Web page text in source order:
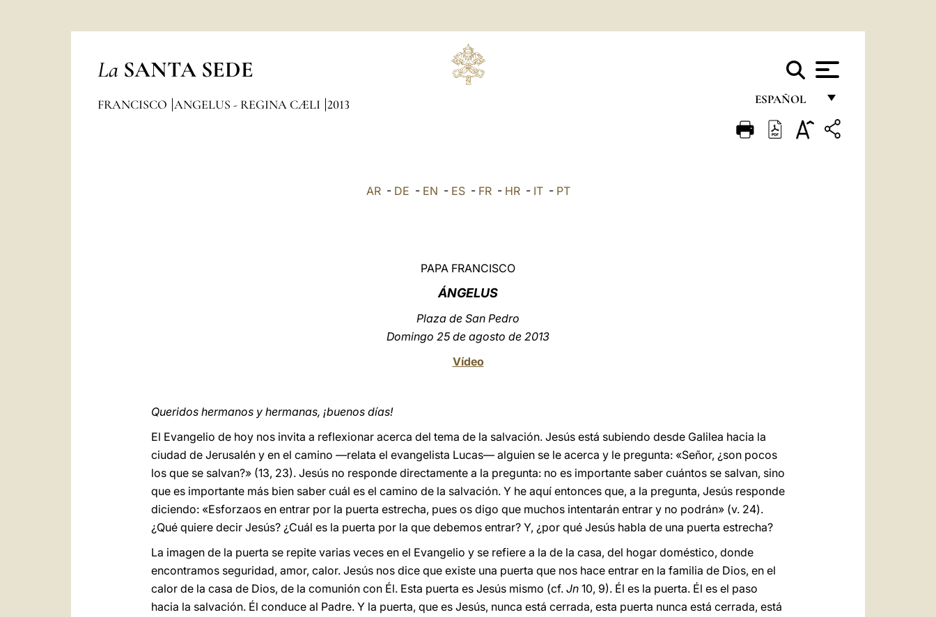
La SANTA SEDE
ESPAÑOL
FRANÇAIS
FRANCISCO ANGELUS - REGINA CÆLI 2013
AR- DE - EN - ES- FR- HR- IT- PT
PAPA FRANCISCO
ÁNGELUS
Plaza de San Pedro
Domingo 25 de agosto de 2013
Vídeo
Queridos hermanos y hermanas, ¡buenos días!
El Evangelio de hoy nos invita a reflexionar acerca del tema de la salvación. Jesús está subiendo desde Galilea hacia la
ciudad de Jerusalén y en el camino —relata el evangelista Lucas— alguien se le acerca y le pregunta: «Señor, ¿son pocos
los que se salvan?» (13, 23). Jesús no responde directamente a la pregunta: no es importante saber cuántos se salvan, sino
que es importante más bien saber cuál es el camino de la salvación. Y he aquí entonces que, a la pregunta, Jesús responde
diciendo: «Esforzaos en entrar por la puerta estrecha, pues os digo que muchos intentarán entrar y no podrán» (v. 24).
¿Qué quiere decir Jesús? ¿Cuál es la puerta por la que debemos entrar? Y, ¿por qué Jesús habla de una puerta estrecha?
La imagen de la puerta se repite varias veces en el Evangelio y se refiere a la de la casa, del hogar doméstico, donde
encontramos seguridad, amor, calor. Jesús nos dice que existe una puerta que nos hace entrar en la familia de Dios, en el
calor de la casa de Dios, de la comunión con Él. Esta puerta es Jesús mismo (cf. Jn 10, 9). Él es la puerta. Él es el paso
hacia la salvación. Él conduce al Padre. Y la puerta, que es Jesús, nunca está cerrada, esta puerta nunca está cerrada, está